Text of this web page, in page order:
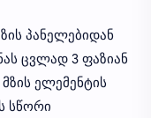
პანელებიდან
ცვლად 3 ფაზიან
ელემენტის
სწორი